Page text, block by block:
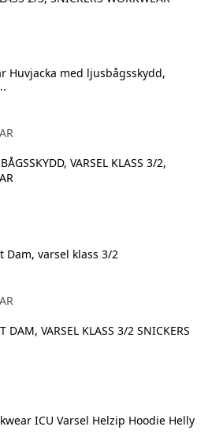
VARSEL KLASS 3/2,
DAM, VARSEL KLASS 3/2 SNICKERS